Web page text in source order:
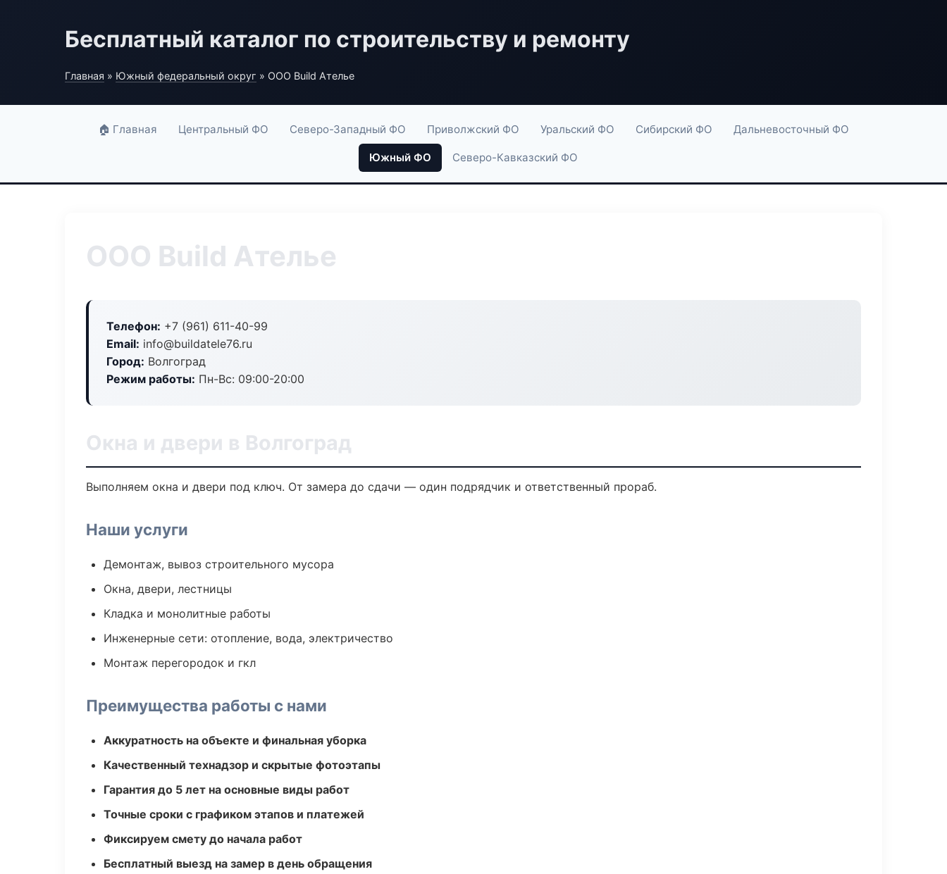
Бесплатный каталог по строительству и ремонту
Главная » Южный федеральный округ » ООО Build Ателье
🏠 Главная Центральный ФО Северо-Западный ФО Приволжский ФО Уральский ФО Сибирский ФО Дальневосточный ФО
Южный ФО Северо-Кавказский ФО
ООО Build Ателье
Телефон: +7 (961) 611-40-99
Email: info@buildatele76.ru
Город: Волгоград
Режим работы: Пн-Вс: 09:00-20:00
Окна и двери в Волгоград
Выполняем окна и двери под ключ. От замера до сдачи — один подрядчик и ответственный прораб.
Наши услуги
Демонтаж, вывоз строительного мусора
Окна, двери, лестницы
Кладка и монолитные работы
Инженерные сети: отопление, вода, электричество
Монтаж перегородок и гкл
Преимущества работы с нами
Аккуратность на объекте и финальная уборка
Качественный технадзор и скрытые фотоэтапы
Гарантия до 5 лет на основные виды работ
Точные сроки с графиком этапов и платежей
Фиксируем смету до начала работ
Бесплатный выезд на замер в день обращения